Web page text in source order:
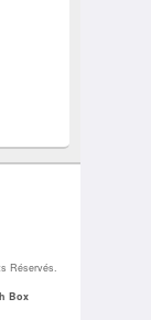
Réservés.
Box